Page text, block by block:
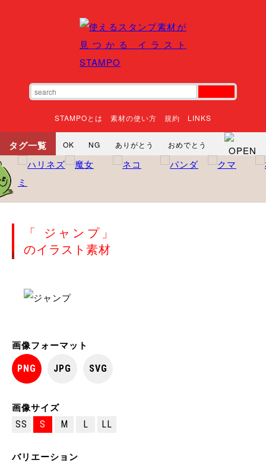
STAMPOとは 素材の使い方 規約 LINKS
タグ一覧 OK NG ありがとう
おめでとう
寝る
やったね
それな
るんるん
向かってます
「 ジャンプ」
のイラスト素材
画像フォーマット
PNG JPG SVG
画像サイズ
SS S M L LL
バリエーション